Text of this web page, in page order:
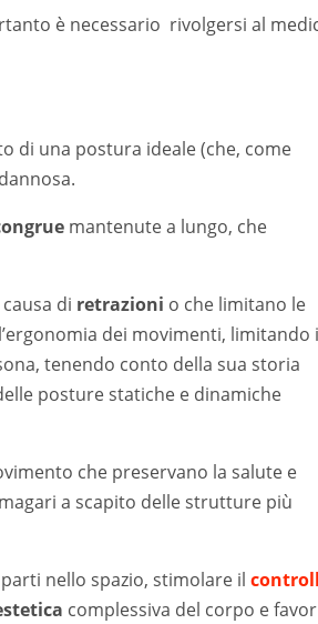
è necessario rivolgersi al
di una postura ideale (che, come
mantenute a lungo, che
di retrazioni o che limitano le
dei movimenti, limitando
tenendo conto della sua storia
posture statiche e dinamiche
che preservano la salute e
a scapito delle strutture più
nello spazio, stimolare il
complessiva del corpo e